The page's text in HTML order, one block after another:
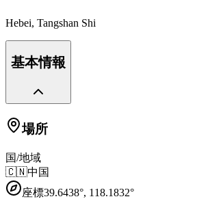
Hebei, Tangshan Shi
基本情報
場所
国/地域
🇨🇳中国
座標39.6438°, 118.1832°